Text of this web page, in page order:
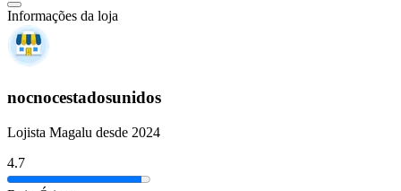
Informações da loja
nocnocestadosunidos
Lojista Magalu desde 2024
4.7